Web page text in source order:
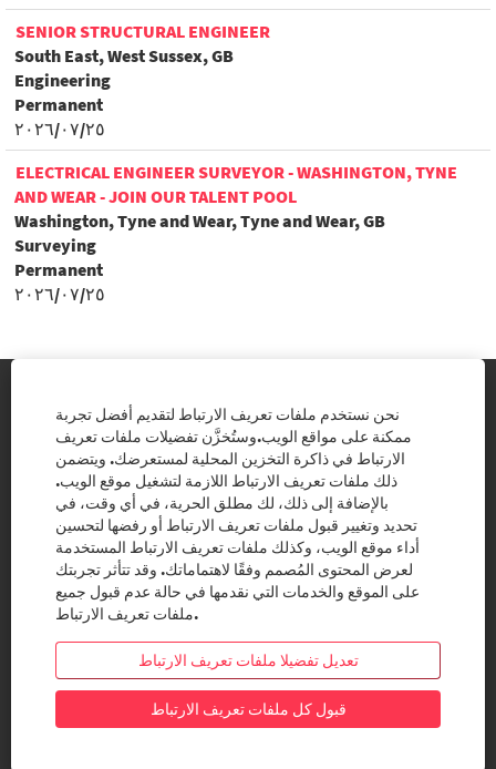
نحن نستخدم ملفات تعريف الارتباط لتقديم أفضل تجربة
ممكنة على مواقع الويب.وستُخزَّن تفضيلات ملفات تعريف
الارتباط في ذاكرة التخزين المحلية لمستعرضك. ويتضمن
ذلك ملفات تعريف الارتباط اللازمة لتشغيل موقع الويب.
بالإضافة إلى ذلك، لك مطلق الحرية، في أي وقت، في
تحديد وتغيير قبول ملفات تعريف الارتباط أو رفضها لتحسين
أداء موقع الويب، وكذلك ملفات تعريف الارتباط المستخدمة
لعرض المحتوى المُصمم وفقًا لاهتماماتك. وقد تتأثر تجربتك
على الموقع والخدمات التي نقدمها في حالة عدم قبول جميع
ملفات تعريف الارتباط.
تعديل تفضيلا ملفات تعريف الارتباط
قبول كل ملفات تعريف الارتباط
SENIOR STRUCTURAL ENGINEER
South East, West Sussex, GB
Engineering
Permanent
٢٥‏/٠٧‏/٢٠٢٦
ELECTRICAL ENGINEER SURVEYOR - WASHINGTON, TYNE
AND WEAR - JOIN OUR TALENT POOL
Washington, Tyne and Wear, Tyne and Wear, GB
Surveying
Permanent
٢٥‏/٠٧‏/٢٠٢٦
موقعنا الالكتروني
فترة الاشعار
سياسة حماية البيانات الشخصية
يُ
ف
ح
ف
ي
ل
يُ
ح
ف
ي
ع
ل
ت
ح
ف
ي
ع
ل
يُ
ي
ل